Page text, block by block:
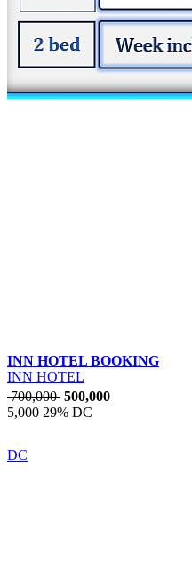
INN HOTEL BOOKING
INN HOTEL
700,000 500,000
5,000 29% DC
DC